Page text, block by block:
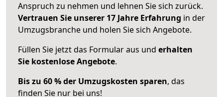
Anspruch zu nehmen und lehnen Sie sich zurück.
Vertrauen Sie unserer 17 Jahre Erfahrung in der
Umzugsbranche und holen Sie sich Angebote.
Füllen Sie jetzt das Formular aus und erhalten
Sie kostenlose Angebote.
Bis zu 60 % der Umzugskosten sparen, das
finden Sie nur bei uns!